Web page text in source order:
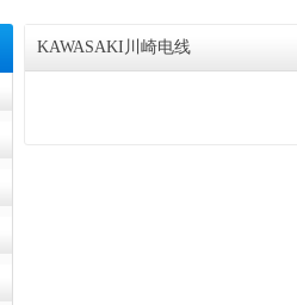
KAWASAKI川崎电线